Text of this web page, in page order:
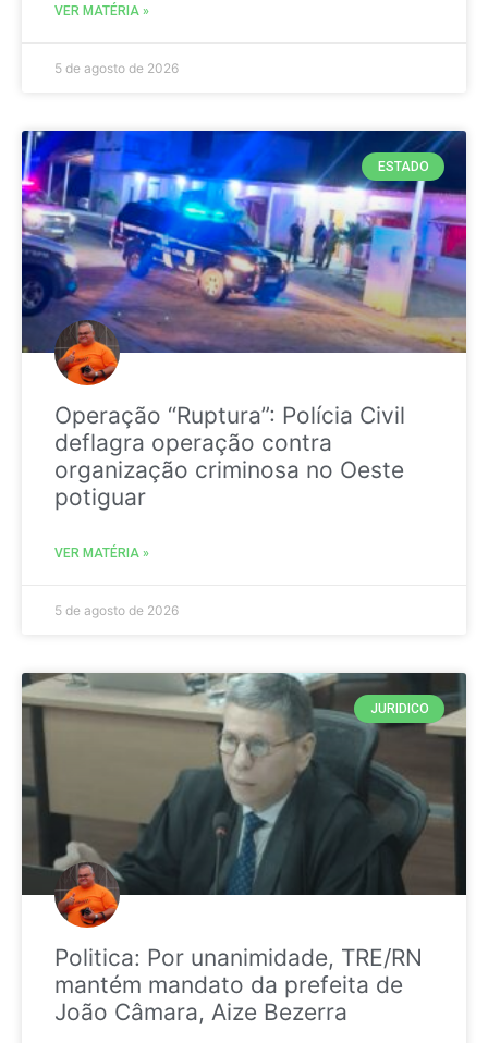
VER MATÉRIA »
5 de agosto de 2026
ESTADO
Operação “Ruptura”: Polícia Civil
deflagra operação contra
organização criminosa no Oeste
potiguar
VER MATÉRIA »
5 de agosto de 2026
JURIDICO
Politica: Por unanimidade, TRE/RN
mantém mandato da prefeita de
João Câmara, Aize Bezerra